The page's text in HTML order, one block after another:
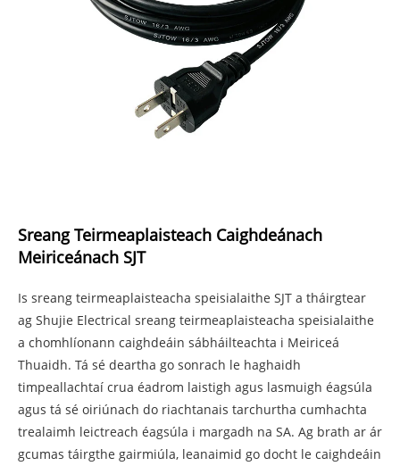
Sreang Teirmeaplaisteach Caighdeánach
Meiriceánach SJT
Is sreang teirmeaplaisteacha speisialaithe SJT a tháirgtear
ag Shujie Electrical sreang teirmeaplaisteacha speisialaithe
a chomhlíonann caighdeáin sábháilteachta i Meiriceá
Thuaidh. Tá sé deartha go sonrach le haghaidh
timpeallachtaí crua éadrom laistigh agus lasmuigh éagsúla
agus tá sé oiriúnach do riachtanais tarchurtha cumhachta
trealaimh leictreach éagsúla i margadh na SA. Ag brath ar ár
gcumas táirgthe gairmiúla, leanaimid go docht le caighdeáin